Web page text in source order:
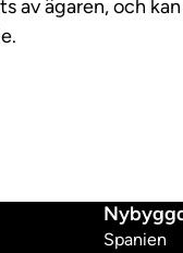
av ägaren, och
Spanien